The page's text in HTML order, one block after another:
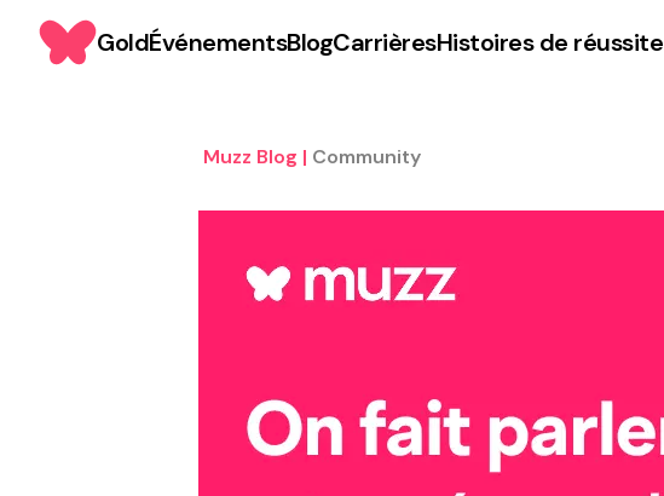
GoldÉvénementsBlogCarrièresHistoires de réussite
Muzz Blog | Community